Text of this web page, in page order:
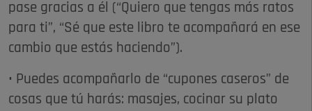
pase gracias a él (“Quiero que tengas más ratos
para ti”, “Sé que este libro te acompañará en ese
cambio que estás haciendo”).
• Puedes acompañarlo de “cupones caseros” de
cosas que tú harás: masajes, cocinar su plato